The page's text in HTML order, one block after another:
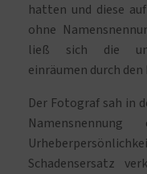
hatten und diese
ohne
ließ sich die
einräumen durch
Der Fotograf sah in
Schadensersatz